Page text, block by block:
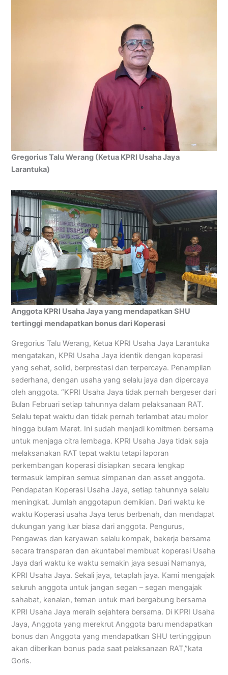
Gregorius Talu Werang (Ketua KPRI Usaha Jaya
Larantuka)
Anggota KPRI Usaha Jaya yang mendapatkan SHU
tertinggi mendapatkan bonus dari Koperasi
Gregorius Talu Werang, Ketua KPRI Usaha Jaya Larantuka
mengatakan, KPRI Usaha Jaya identik dengan koperasi
yang sehat, solid, berprestasi dan terpercaya. Penampilan
sederhana, dengan usaha yang selalu jaya dan dipercaya
oleh anggota. “KPRI Usaha Jaya tidak pernah bergeser dari
Bulan Februari setiap tahunnya dalam pelaksanaan RAT.
Selalu tepat waktu dan tidak pernah terlambat atau molor
hingga bulam Maret. Ini sudah menjadi komitmen bersama
untuk menjaga citra lembaga. KPRI Usaha Jaya tidak saja
melaksanakan RAT tepat waktu tetapi laporan
perkembangan koperasi disiapkan secara lengkap
termasuk lampiran semua simpanan dan asset anggota.
Pendapatan Koperasi Usaha Jaya, setiap tahunnya selalu
meningkat. Jumlah anggotapun demikian. Dari waktu ke
waktu Koperasi usaha Jaya terus berbenah, dan mendapat
dukungan yang luar biasa dari anggota. Pengurus,
Pengawas dan karyawan selalu kompak, bekerja bersama
secara transparan dan akuntabel membuat koperasi Usaha
Jaya dari waktu ke waktu semakin jaya sesuai Namanya,
KPRI Usaha Jaya. Sekali jaya, tetaplah jaya. Kami mengajak
seluruh anggota untuk jangan segan – segan mengajak
sahabat, kenalan, teman untuk mari bergabung bersama
KPRI Usaha Jaya meraih sejahtera bersama. Di KPRI Usaha
Jaya, Anggota yang merekrut Anggota baru mendapatkan
bonus dan Anggota yang mendapatkan SHU tertinggipun
akan diberikan bonus pada saat pelaksanaan RAT,”kata
Goris.